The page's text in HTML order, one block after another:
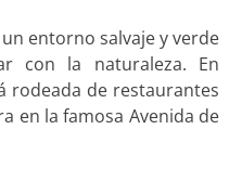
entorno salvaje y verde
con la naturaleza. En
rodeada de restaurantes
en la famosa Avenida de